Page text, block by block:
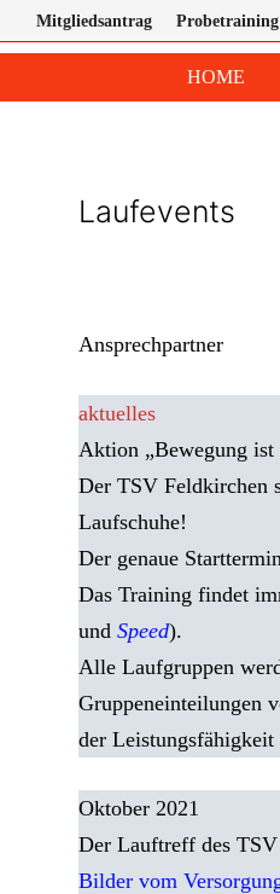
Inhalt
springenMitgliedsantrag Probetraining
HOME
Laufevents
Ansprechpartner
aktuelles
Aktion „Bewegung ist
Der TSV Feldkirchen
Laufschuhe!
Der genaue
Das Training findet
undSpeed).
Alle Laufgruppen
Gruppeneinteilungen
der
Oktober 2021
Der Lauftreff des
Bilder vom